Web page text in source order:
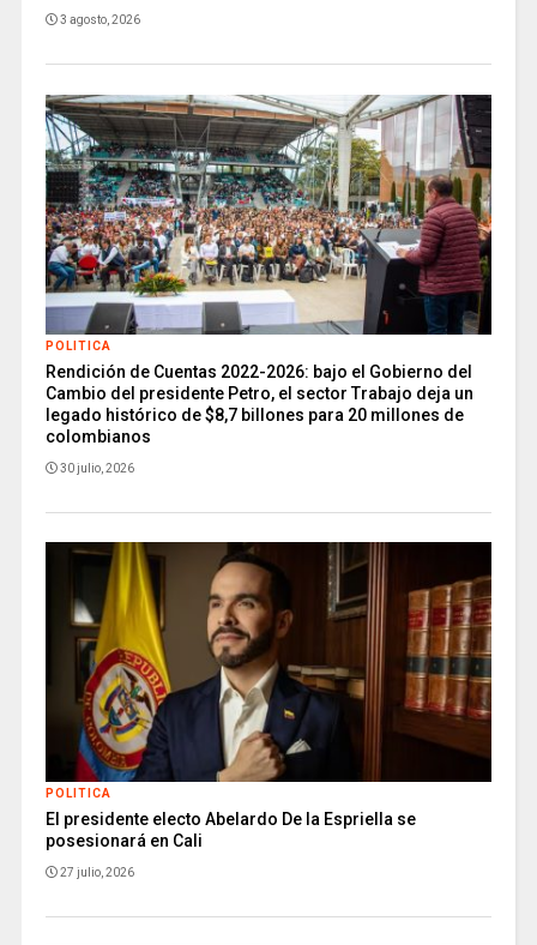
3 agosto, 2026
POLITICA
Rendición de Cuentas 2022-2026: bajo el Gobierno del
Cambio del presidente Petro, el sector Trabajo deja un
legado histórico de $8,7 billones para 20 millones de
colombianos
30 julio, 2026
POLITICA
El presidente electo Abelardo De la Espriella se
posesionará en Cali
27 julio, 2026